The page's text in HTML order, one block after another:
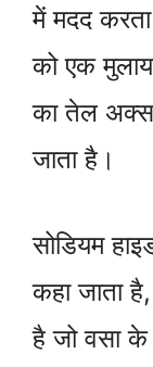
में मदद
को एक
का तेल
जाता है।
सोडियम
कहा जाता
है जो वसा